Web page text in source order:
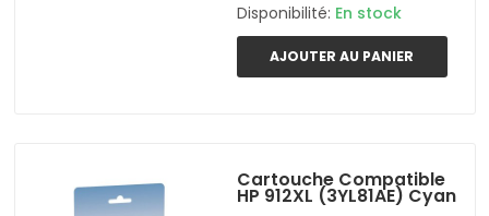
Disponibilité: En stock
AJOUTER AU PANIER
Cartouche Compatible
HP 912XL (3YL81AE) Cyan